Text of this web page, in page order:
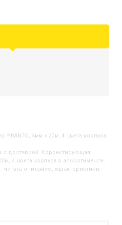
с доставкой. Корректирующая
4 цвета корпуса в ассортименте,
описание, характеристики,